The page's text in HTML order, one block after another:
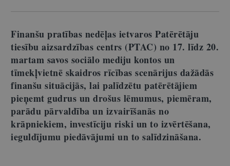
Finanšu pratības nedēļas ietvaros Patērētāju
tiesību aizsardzības centrs (PTAC) no 17. līdz 20.
martam savos sociālo mediju kontos un
tīmekļvietnē skaidros rīcības scenārijus dažādās
finanšu situācijās, lai palīdzētu patērētājiem
pieņemt gudrus un drošus lēmumus, piemēram,
parādu pārvaldība un izvairīšanās no
krāpniekiem, investīciju riski un to izvērtēšana,
ieguldījumu piedāvājumi un to salīdzināšana.